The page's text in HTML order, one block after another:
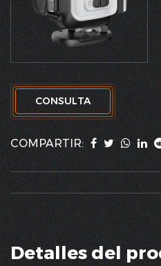
CONSULTA
COMPARTIR:
Detalles del